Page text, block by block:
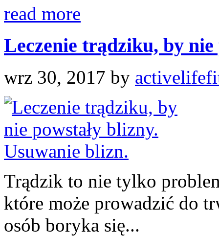
read more
Leczenie trądziku, by nie
wrz 30, 2017 by
Trądzik to nie tylko
które może prowadzić do
osób boryka się...